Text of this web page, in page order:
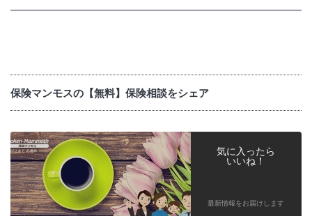
保険マンモスの【無料】保険相談をシェア
気に入ったら
いいね！
最新情報をお届けします